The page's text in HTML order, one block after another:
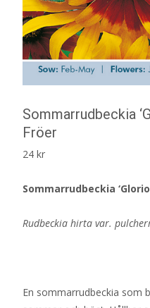
Sommarrudbeckia
Fröer
24 kr
Sommarrudbeckia
Rudbeckia hirta var.
En sommarrudbeckia som